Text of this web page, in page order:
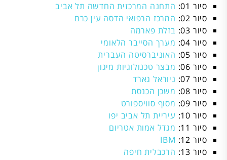
סיור 01:
התחנה המרכזית החדשה תל אביב
סיור 02:
המרכז הרפואי הדסה עין כרם
סיור 03:
בזלת פארמה
סיור 04:
מערך הסייבר הלאומי
סיור 05:
האוניברסיטה העברית
סיור 06:
מבצר טכנולוגיות מיגון
סיור 07:
ניוראל גארד
סיור 08:
משכן הכנסת
סיור 09:
מסוף סוויספורט
סיור 10:
עיריית תל אביב יפו
סיור 11:
מגדל אמות אטריום
סיור 12:
IBM
סיור 13:
הרכבלית חיפה